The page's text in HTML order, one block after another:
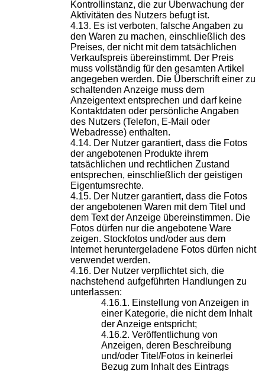
Kontrollinstanz, die zur Überwachung der
Aktivitäten des Nutzers befugt ist.
Es ist verboten, falsche Angaben zu
den Waren zu machen, einschließlich des
Preises, der nicht mit dem tatsächlichen
Verkaufspreis übereinstimmt. Der Preis
muss vollständig für den gesamten Artikel
angegeben werden. Die Überschrift einer zu
schaltenden Anzeige muss dem
Anzeigentext entsprechen und darf keine
Kontaktdaten oder persönliche Angaben
des Nutzers (Telefon, E-Mail oder
Webadresse) enthalten.
Der Nutzer garantiert, dass die Fotos
der angebotenen Produkte ihrem
tatsächlichen und rechtlichen Zustand
entsprechen, einschließlich der geistigen
Eigentumsrechte.
Der Nutzer garantiert, dass die Fotos
der angebotenen Waren mit dem Titel und
dem Text der Anzeige übereinstimmen. Die
Fotos dürfen nur die angebotene Ware
zeigen. Stockfotos und/oder aus dem
Internet heruntergeladene Fotos dürfen nicht
verwendet werden.
Der Nutzer verpflichtet sich, die
nachstehend aufgeführten Handlungen zu
unterlassen:
Einstellung von Anzeigen in
einer Kategorie, die nicht dem Inhalt
der Anzeige entspricht;
Veröffentlichung von
Anzeigen, deren Beschreibung
und/oder Titel/Fotos in keinerlei
Bezug zum Inhalt des Eintrags